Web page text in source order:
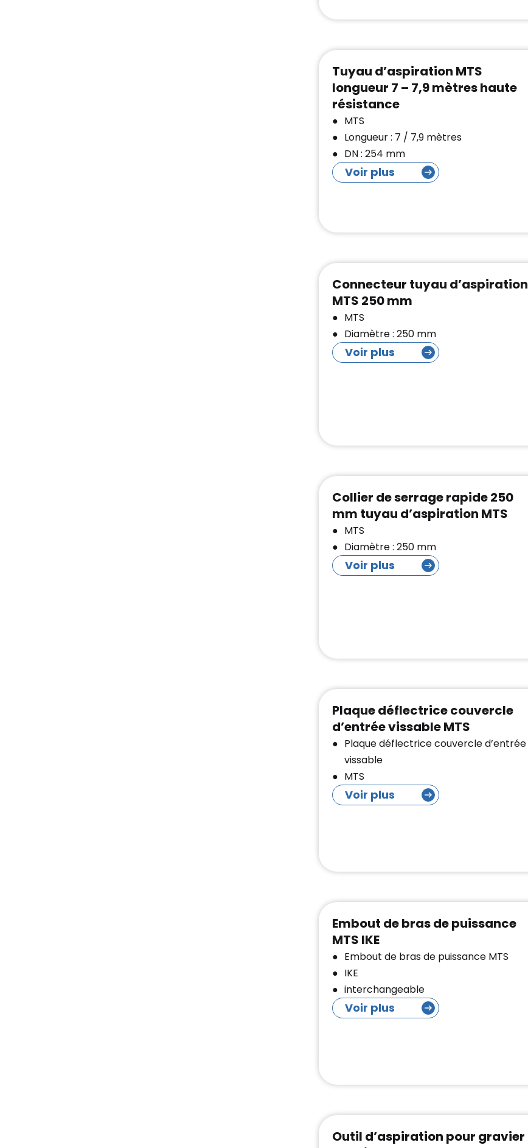
Tuyau d’aspiration MTS
longueur 7 – 7,9 mètres haute
résistance
MTS
Longueur : 7 / 7,9 mètres
DN : 254 mm
Voir plus
Connecteur tuyau d’aspiration
MTS 250 mm
MTS
Diamètre : 250 mm
Voir plus
Collier de serrage rapide 250
mm tuyau d’aspiration MTS
MTS
Diamètre : 250 mm
Voir plus
Plaque déflectrice couvercle
d’entrée vissable MTS
Plaque déflectrice couvercle d’entrée
vissable
MTS
Voir plus
Embout de bras de puissance
MTS IKE
Embout de bras de puissance MTS
IKE
interchangeable
Voir plus
Outil d’aspiration pour gravier